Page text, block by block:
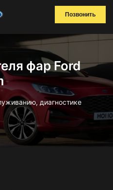
Позвонить
фар Ford
диагностике